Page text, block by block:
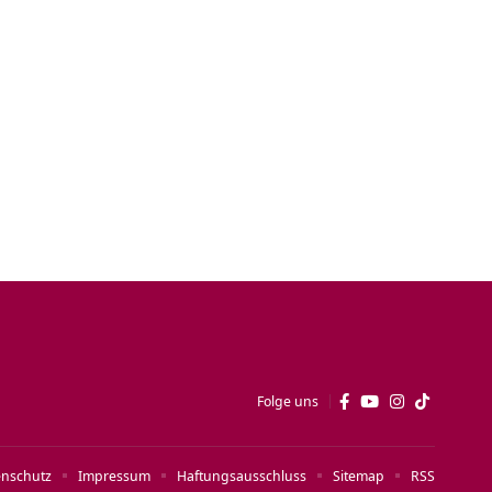
Folge uns
Impressum Haftungsausschluss Sitemap RSS